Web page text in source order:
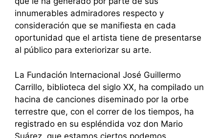
innumerables admiradores respecto y
consideración que se manifiesta en cada
oportunidad que el artista tiene de presentarse
al público para exteriorizar su arte.
La Fundación Internacional José Guillermo
Carrillo, biblioteca del siglo XX, ha compilado un
hacina de canciones diseminado por la orbe
terrestre que, con el correr de los tiempos, ha
registrado en su espléndida voz don Mario
Suárez, que estamos ciertos podemos